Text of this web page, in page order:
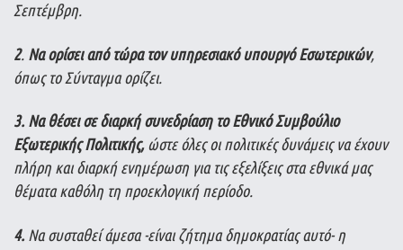
Σεπτέμβρη.
2. Να ορίσει από τώρα τον υπηρεσιακό υπουργό Εσωτερικών,
όπως το Σύνταγμα ορίζει.
3. Να θέσει σε διαρκή συνεδρίαση το Εθνικό Συμβούλιο
Εξωτερικής Πολιτικής,ώστε όλες οι πολιτικές δυνάμεις να έχουν
πλήρη και διαρκή ενημέρωση για τις εξελίξεις στα εθνικά μας
θέματα καθόλη τη προεκλογική περίοδο.
4. Να συσταθεί άμεσα -είναι ζήτημα δημοκρατίας αυτό- η